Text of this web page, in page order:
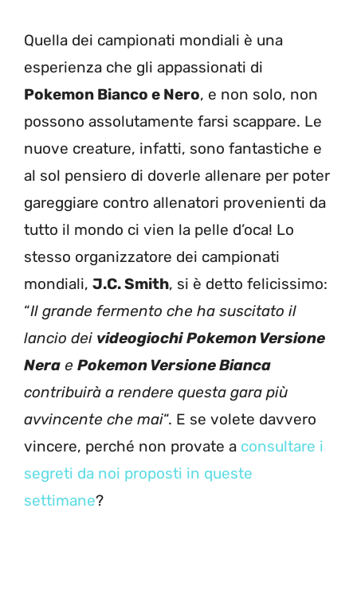
Quella dei campionati mondiali è una
esperienza che gli appassionati di
Pokemon Bianco e Nero, e non solo, non
possono assolutamente farsi scappare. Le
nuove creature, infatti, sono fantastiche e
al sol pensiero di doverle allenare per poter
gareggiare contro allenatori provenienti da
tutto il mondo ci vien la pelle d’oca! Lo
stesso organizzatore dei campionati
mondiali, J.C. Smith, si è detto felicissimo:
“Il grande fermento che ha suscitato il
lancio dei videogiochi Pokemon Versione
Nera e Pokemon Versione Bianca
contribuirà a rendere questa gara più
avvincente che mai“. E se volete davvero
vincere, perché non provate a consultare i
segreti da noi proposti in queste
settimane?